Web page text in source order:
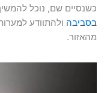
כשנסיים שם, נוכל
בסביבה
מהאזור.